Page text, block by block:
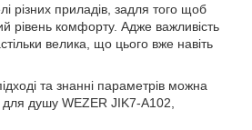
різних приладів, задля того щоб
рівень комфорту. Адже важливість
велика, що цього вже навіть
та знанні параметрів можна
для душу WEZER JIK7-A102,